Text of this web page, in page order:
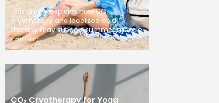
This article explains how CO₂
cryotherapy and localized cold
therapy may support summer muscle
comfort
CO₂ Cryotherapy for Yoga